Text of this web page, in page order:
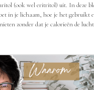
(ook wel eritritol) uit. In deze
in je lichaam, hoe je het gebruikt
zonder dat je calorieën de